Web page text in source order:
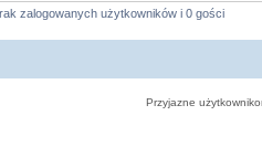
zalogowanych użytkowników i 0 gości
Przyjazne